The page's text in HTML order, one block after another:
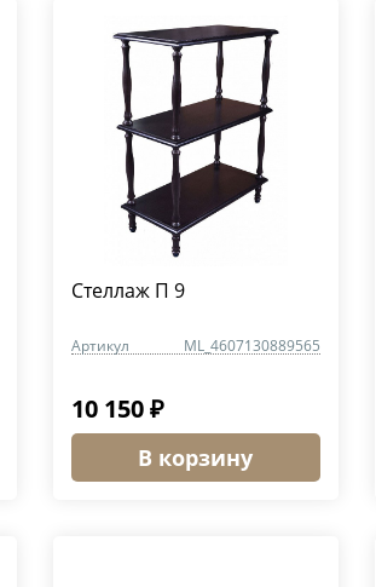
Стеллаж П 9
Артикул ML_4607130889565
10 150 ₽
В корзину